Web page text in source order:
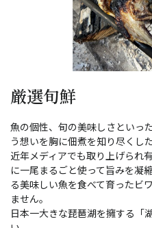
厳選旬鮮
魚の個性、旬の美味しさといっ
う想いを胸に佃煮を知り尽くし
近年メディアでも取り上げられ
に一尾まるごと使って旨みを凝
る美味しい魚を食べて育ったビ
ません。
日本一大きな琵琶湖を擁する「